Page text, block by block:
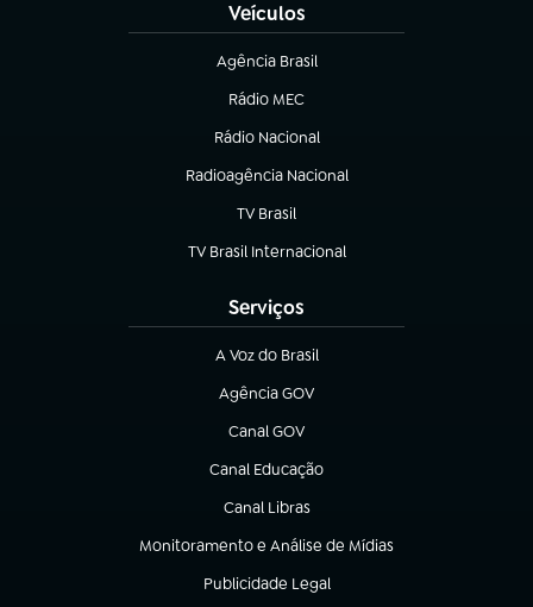
Veículos
Agência Brasil
(abre em nova aba)
Rádio MEC
(abre em nova aba)
Rádio Nacional
Radioagência Nacional
(abre em nova aba)
TV Brasil
(abre em nova aba)
TV Brasil Internacional
(abre em nova aba)
Serviços
A Voz do Brasil
(abre em nova aba)
Agência GOV
(abre em nova aba)
Canal GOV
(abre em nova aba)
Canal Educação
(abre em nova aba)
Canal Libras
(abre em nova aba)
Monitoramento e Análise de Mídias
(abre em nova aba)
Publicidade Legal
(abre em nova aba)